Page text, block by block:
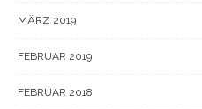
MÄRZ 2019
FEBRUAR 2019
FEBRUAR 2018